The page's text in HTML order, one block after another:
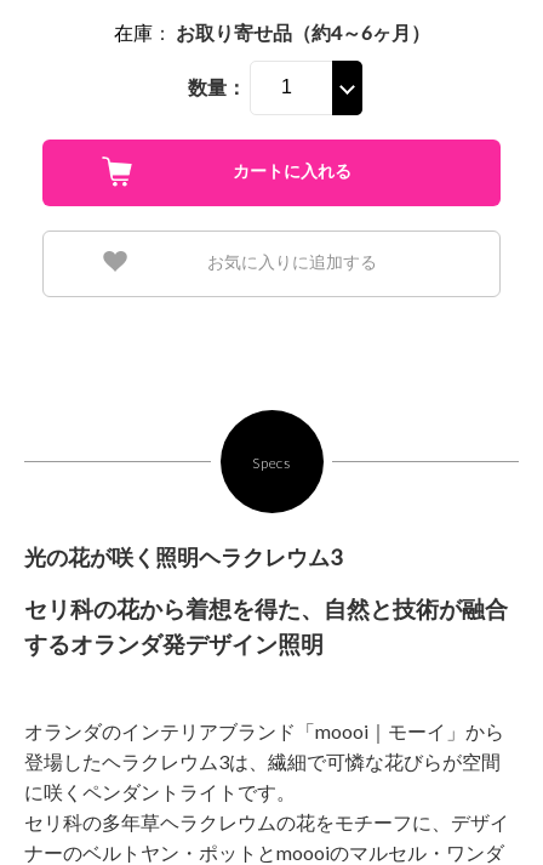
在庫： お取り寄せ品（約4～6ヶ月）
数量：
お気に入りに追加する
Specs
光の花が咲く照明ヘラクレウム3
セリ科の花から着想を得た、自然と技術が融合
するオランダ発デザイン照明
オランダのインテリアブランド「moooi｜モーイ」から
登場したヘラクレウム3は、繊細で可憐な花びらが空間
に咲くペンダントライトです。
セリ科の多年草ヘラクレウムの花をモチーフに、デザイ
ナーのベルトヤン・ポットとmoooiのマルセル・ワンダ